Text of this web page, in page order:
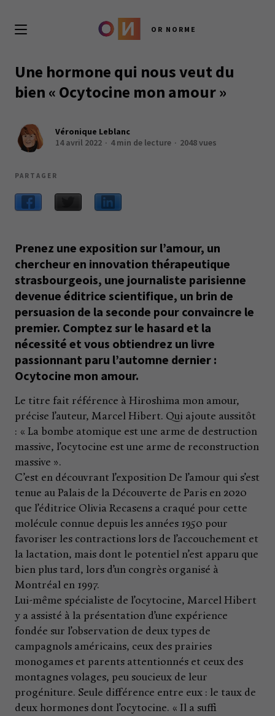
OR NORME
Une hormone qui nous veut du
bien « Ocytocine mon amour »
Véronique Leblanc
14 avril 2022
4 min de lecture 2048 vues
PARTAGER
Prenez une exposition sur l’amour, un
chercheur en innovation thérapeutique
strasbourgeois, une journaliste parisienne
devenue éditrice scientifique, un brin de
persuasion de la seconde pour convaincre le
premier. Comptez sur le hasard et la
nécessité et vous obtiendrez un livre
passionnant paru l’automne dernier :
Ocytocine mon amour.
Le titre fait référence à Hiroshima mon amour,
précise l’auteur, Marcel Hibert. Qui ajoute aussitôt
: « La bombe atomique est une arme de destruction
massive, l’ocytocine est une arme de reconstruction
massive ».
C’est en découvrant l’exposition De l’amour qui s’est
tenue au Palais de la Découverte de Paris en 2020
que l’éditrice Olivia Recasens a craqué pour cette
molécule connue depuis les années 1950 pour
favoriser les contractions lors de l’accouchement et
la lactation, mais dont le potentiel n’est apparu que
bien plus tard, lors d’un congrès organisé à
Montréal en 1997.
Lui-même spécialiste de l’ocytocine, Marcel Hibert
y a assisté à la présentation d’une expérience
fondée sur l’observation de deux types de
campagnols américains, ceux des prairies
monogames et parents attentionnés et ceux des
montagnes volages, peu soucieux de leur
progéniture. Seule différence entre eux : le taux de
deux hormones dont l’ocytocine. « Il a suffi